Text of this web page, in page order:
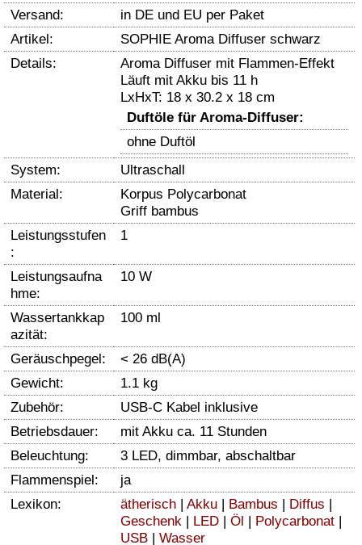
Versand:
in DE und EU per Paket
Artikel:
SOPHIE Aroma Diffuser schwarz
Details:
Aroma Diffuser mit Flammen-Effekt
Läuft mit Akku bis 11 h
LxHxT: 18 x 30.2 x 18 cm
Duftöle für Aroma-Diffuser:
ohne Duftöl
System:
Ultraschall
Material:
Korpus Polycarbonat
Griff bambus
Leistungsstufen
:
1
Leistungsaufna
hme:
10 W
Wassertankkap
azität:
100 ml
Geräuschpegel:
< 26 dB(A)
Gewicht:
1.1 kg
Zubehör:
USB-C Kabel inklusive
Betriebsdauer:
mit Akku ca. 11 Stunden
Beleuchtung:
3 LED, dimmbar, abschaltbar
Flammenspiel:
ja
Lexikon:
ätherisch | Akku | Bambus | Diffus |
Geschenk | LED | Öl | Polycarbonat |
USB | Wasser